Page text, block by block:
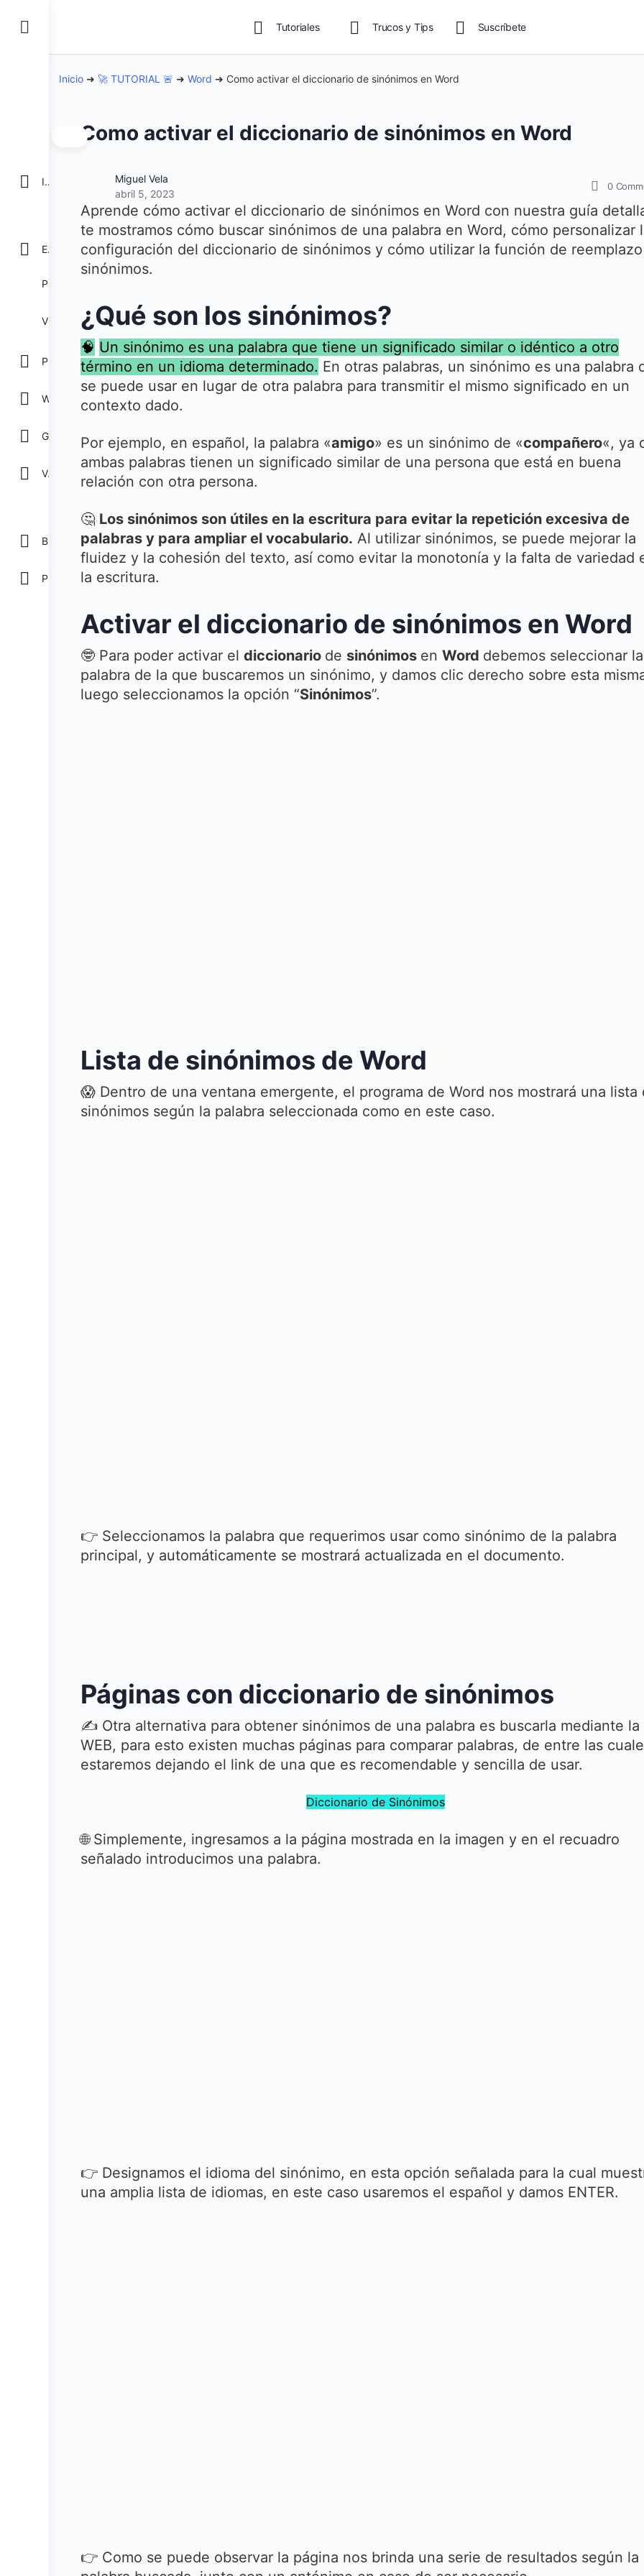
INICIO
EXCEL
VBA para Macros
GOOGLE
Ver todos
Biblioteca
Tutoriales Trucos y Tips Suscríbete
Inicio ➜ 🚀 TUTORIAL 🚨 ➜ Word ➜ Como activar el diccionario de sinónimos en Word
Como activar el diccionario de sinónimos en Word
Miguel Vela
abril 5, 2023
0
Aprende cómo activar el diccionario de sinónimos en Word con nuestra guía
te mostramos cómo buscar sinónimos de una palabra en Word, cómo personalizar
configuración del diccionario de sinónimos y cómo utilizar la función de
sinónimos.
¿Qué son los sinónimos?
🧠 Un sinónimo es una palabra que tiene un significado similar o idéntico a otro
término en un idioma determinado. En otras palabras, un sinónimo es una palabra
se puede usar en lugar de otra palabra para transmitir el mismo significado en un
contexto dado.
Por ejemplo, en español, la palabra «amigo» es un sinónimo de «compañero«, ya
ambas palabras tienen un significado similar de una persona que está en buena
relación con otra persona.
🤔 Los sinónimos son útiles en la escritura para evitar la repetición excesiva de
palabras y para ampliar el vocabulario. Al utilizar sinónimos, se puede mejorar la
fluidez y la cohesión del texto, así como evitar la monotonía y la falta de variedad
la escritura.
Activar el diccionario de sinónimos en Word
🤓 Para poder activar el diccionario de sinónimos en Word debemos seleccionar la
palabra de la que buscaremos un sinónimo, y damos clic derecho sobre esta
luego seleccionamos la opción “Sinónimos”.
Lista de sinónimos de Word
😱 Dentro de una ventana emergente, el programa de Word nos mostrará una lista
sinónimos según la palabra seleccionada como en este caso.
👉 Seleccionamos la palabra que requerimos usar como sinónimo de la palabra
principal, y automáticamente se mostrará actualizada en el documento.
Páginas con diccionario de sinónimos
✍ Otra alternativa para obtener sinónimos de una palabra es buscarla mediante la
WEB, para esto existen muchas páginas para comparar palabras, de entre las
estaremos dejando el link de una que es recomendable y sencilla de usar.
Diccionario de Sinónimos
🌐 Simplemente, ingresamos a la página mostrada en la imagen y en el recuadro
señalado introducimos una palabra.
👉 Designamos el idioma del sinónimo, en esta opción señalada para la cual
una amplia lista de idiomas, en este caso usaremos el español y damos ENTER.
👉 Como se puede observar la página nos brinda una serie de resultados según la